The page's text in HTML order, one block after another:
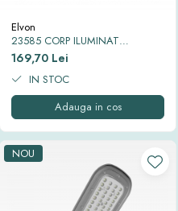
Elvon
23585 CORP ILUMINAT
STRADAL LED SMD EQUINOX II
6500K IP65 50W
169,70 Lei
IN STOC
Adauga in cos
NOU